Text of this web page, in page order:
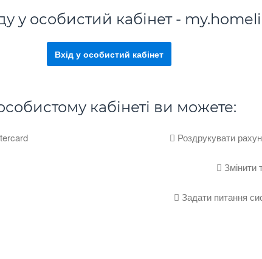
у особистий кабінет -
Вхід у особистий кабінет
кабінеті ви можете:
 Роздрукувати
 Змінити
 Задати питання